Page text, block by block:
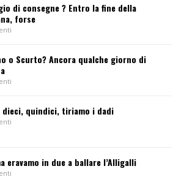
di consegne ? Entro la fine della
forse
o Scurto? Ancora qualche giorno di
dieci, quindici, tiriamo i dadi
eravamo in due a ballare l’Alligalli